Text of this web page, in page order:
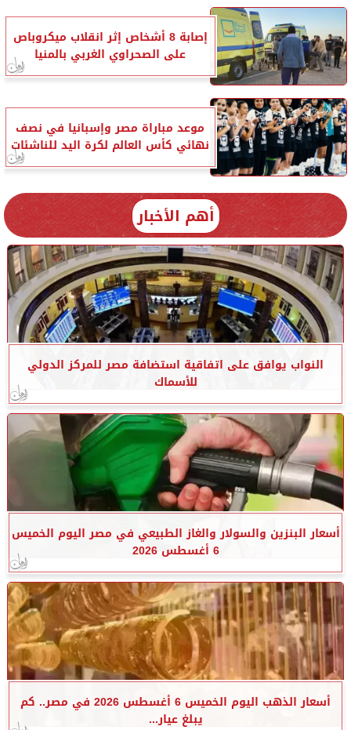
إصابة 8 أشخاص إثر انقلاب ميكروباص
على الصحراوي الغربي بالمنيا
موعد مباراة مصر وإسبانيا في نصف
نهائي كأس العالم لكرة اليد للناشئات
أهم الأخبار
النواب يوافق على اتفاقية استضافة مصر للمركز الدولي
للأسماك
أسعار البنزين والسولار والغاز الطبيعي في مصر اليوم الخميس
6 أغسطس 2026
أسعار الذهب اليوم الخميس 6 أغسطس 2026 في مصر.. كم
يبلغ عيار...